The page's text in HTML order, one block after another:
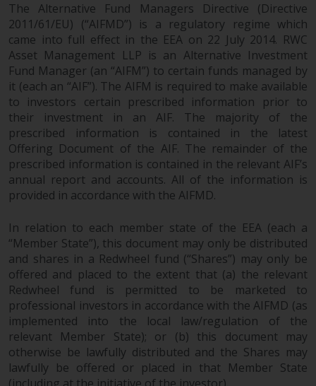
The Alternative Fund Managers Directive (Directive
2011/61/EU) (“AIFMD”) is a regulatory regime which
came into full effect in the EEA on 22 July 2014. RWC
Asset Management LLP is an Alternative Investment
Fund Manager (an “AIFM”) to certain funds managed by
it (each an “AIF”). The AIFM is required to make available
to investors certain prescribed information prior to
their investment in an AIF. The majority of the
prescribed information is contained in the latest
Offering Document of the AIF. The remainder of the
prescribed information is contained in the relevant AIF’s
annual report and accounts. All of the information is
provided in accordance with the AIFMD.
In relation to each member state of the EEA (each a
“Member State”), this document may only be distributed
and shares in a Redwheel fund (“Shares”) may only be
offered and placed to the extent that (a) the relevant
Redwheel fund is permitted to be marketed to
professional investors in accordance with the AIFMD (as
implemented into the local law/regulation of the
relevant Member State); or (b) this document may
otherwise be lawfully distributed and the Shares may
lawfully be offered or placed in that Member State